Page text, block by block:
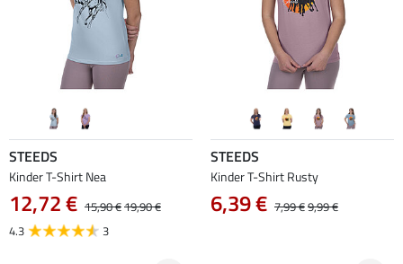
STEEDS
Kinder T-Shirt Nea
12,72 € 15,90 €19,90 €
4.3
3
STEEDS
Kinder T-Shirt Rusty
6,39 € 7,99 €9,99 €